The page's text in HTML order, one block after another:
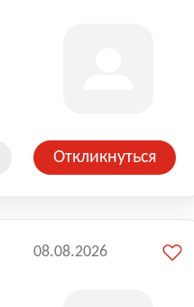
Откликнуться
08.08.2026